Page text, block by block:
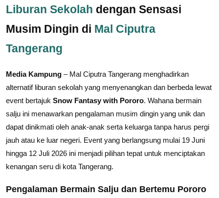
Liburan Sekolah dengan Sensasi
Musim Dingin di Mal Ciputra
Tangerang
Media Kampung – Mal Ciputra Tangerang menghadirkan
alternatif liburan sekolah yang menyenangkan dan berbeda lewat
event bertajuk Snow Fantasy with Pororo. Wahana bermain
salju ini menawarkan pengalaman musim dingin yang unik dan
dapat dinikmati oleh anak-anak serta keluarga tanpa harus pergi
jauh atau ke luar negeri. Event yang berlangsung mulai 19 Juni
hingga 12 Juli 2026 ini menjadi pilihan tepat untuk menciptakan
kenangan seru di kota Tangerang.
Pengalaman Bermain Salju dan Bertemu Pororo